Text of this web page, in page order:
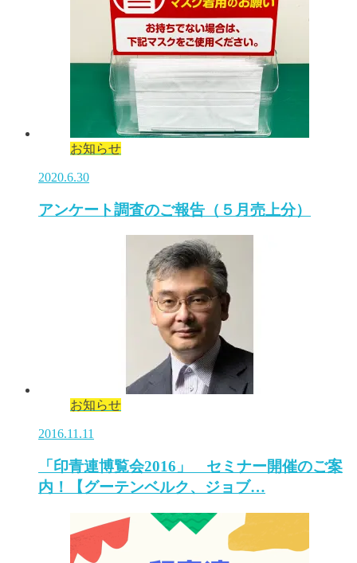
お知らせ
2020.6.30
アンケート調査のご報告（５月売上分）
お知らせ
2016.11.11
「印青連博覧会2016」 セミナー開催のご案
内！【グーテンベルク、ジョブ…